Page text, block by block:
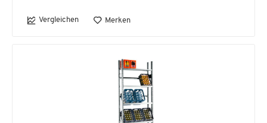
Vergleichen Merken